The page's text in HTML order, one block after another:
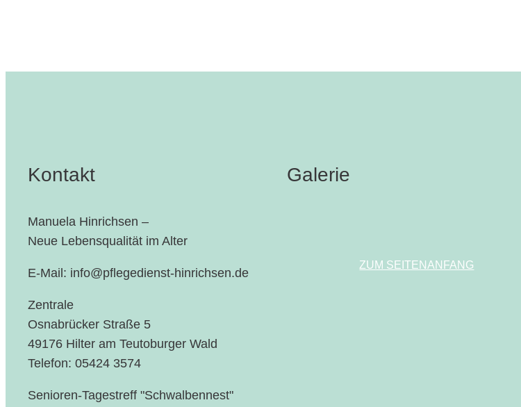
Kontakt
Manuela Hinrichsen –
Neue Lebensqualität im Alter
E-Mail: info@pflegedienst-hinrichsen.de
Zentrale
Osnabrücker Straße 5
49176 Hilter am Teutoburger Wald
Telefon: 05424 3574
Senioren-Tagestreff "Schwalbennest"
Galerie
ZUM SEITENANFANG